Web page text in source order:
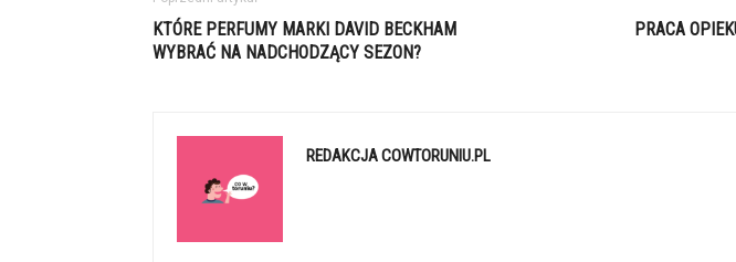
KTÓRE PERFUMY MARKI DAVID BECKHAM
WYBRAĆ NA NADCHODZĄCY SEZON?
PRACA
REDAKCJA COWTORUNIU.PL